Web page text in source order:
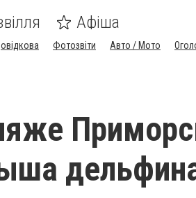
Афіша
Фотозвіти Авто / Мото